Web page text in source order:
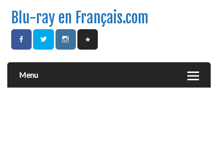
Blu-ray en Français.com
Menu